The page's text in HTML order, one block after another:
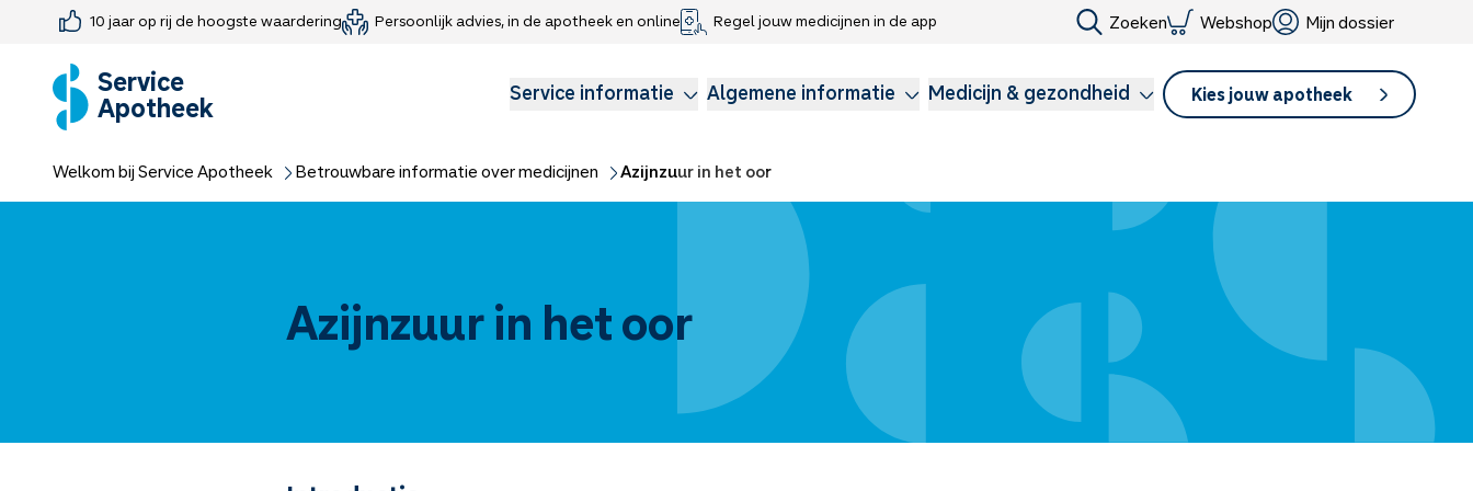
10 jaar op rij de hoogste waardering Persoonlijk advies, in de apotheek en online Regel jouw medicijnen in de app Zoeken Webshop Mijn dossier
Service
Apotheek Service informatie Algemene informatie Medicijn & gezondheid Kies jouw apotheek
Farmaceutisch consult
Medicijn-APK
Webshop
Jouw medische gegevens delen
Klachtenregeling
Medicijnen voor kinderen
Longzorg
Welkom bij Service Apotheek Betrouwbare informatie over medicijnen Azijnzuur in het oor
Azijnzuur in het oor